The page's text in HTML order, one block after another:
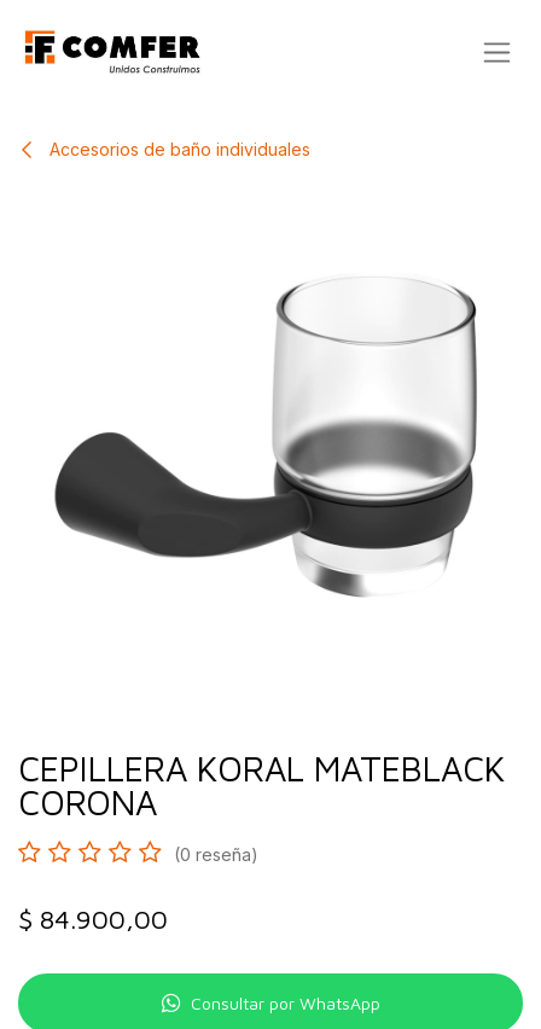
Accesorios de baño individuales
CEPILLERA KORAL MATEBLACK
CORONA
(0 reseña)
$ 84.900,00
Consultar por WhatsApp